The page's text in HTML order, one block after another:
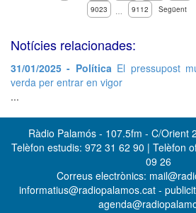
9023
… 9112 Següent
Notícies relacionades:
31/01/2025 - PolíticaEl pressupost
verda per entrar en vigor
...
Ràdio Palamós - 107.5fm - C/Orient
Telèfon estudis: 972 31 62 90 | Telèfon
09 26
Correus electrònics:
informatius@radiopalamos.cat -